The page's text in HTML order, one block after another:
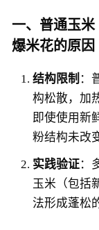
一、普通玉
爆米花的原因
结构限制 ：
构松散，加
即使使用新
粉结构未改
实践验证：
玉米（包括
法形成蓬松